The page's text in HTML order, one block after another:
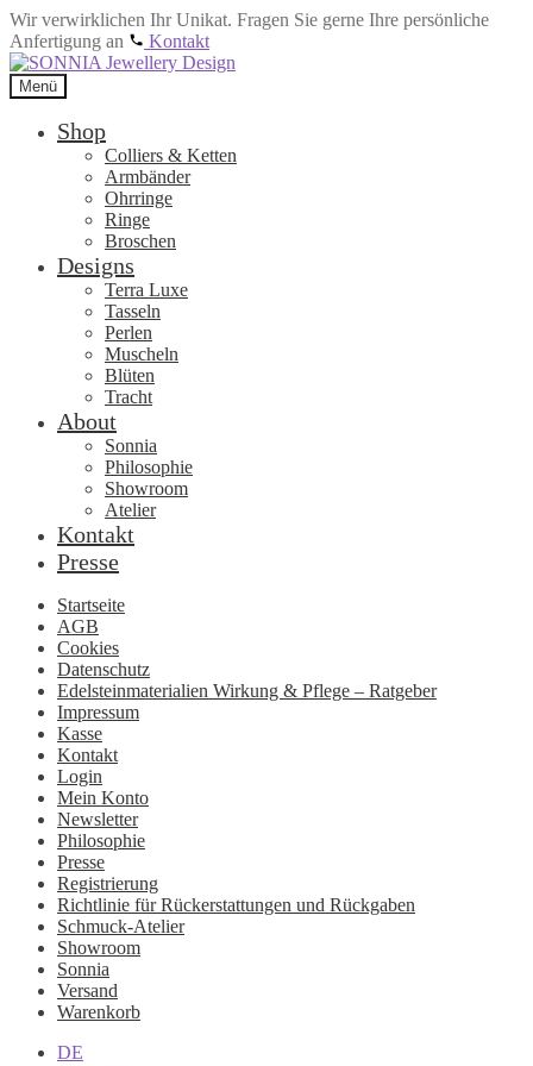
Wir verwirklichen Ihr Unikat. Fragen Sie gerne Ihre persönliche
Anfertigung an
Kontakt
Zur
Navigation
springen
Zum
Inhalt
springen
Menü
Shop
Colliers & Ketten
Armbänder
Ohrringe
Ringe
Broschen
Designs
Terra Luxe
Tasseln
Perlen
Muscheln
Blüten
Tracht
About
Sonnia
Philosophie
Showroom
Atelier
Kontakt
Presse
Startseite
AGB
Cookies
Datenschutz
Edelsteinmaterialien Wirkung & Pflege – Ratgeber
Impressum
Kasse
Kontakt
Login
Mein Konto
Newsletter
Philosophie
Presse
Registrierung
Richtlinie für Rückerstattungen und Rückgaben
Schmuck-Atelier
Showroom
Sonnia
Versand
Warenkorb
DE